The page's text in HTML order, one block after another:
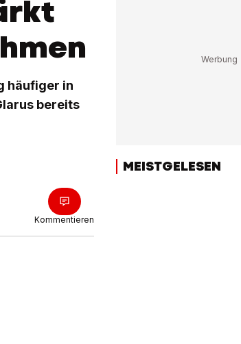
häufiger in
bereits
Kommentieren
MEISTGELESEN